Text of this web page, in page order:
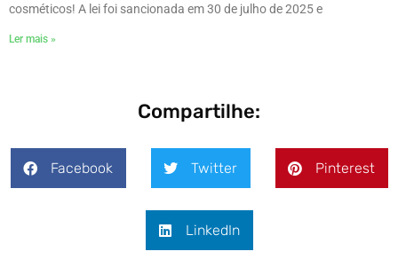
cosméticos! A lei foi sancionada em 30 de julho de 2025 e
Ler mais »
Compartilhe:
Facebook Twitter Pinterest
LinkedIn